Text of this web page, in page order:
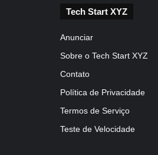
Tech Start XYZ
Anunciar
Sobre o Tech Start XYZ
Contato
Política de Privacidade
Termos de Serviço
Teste de Velocidade